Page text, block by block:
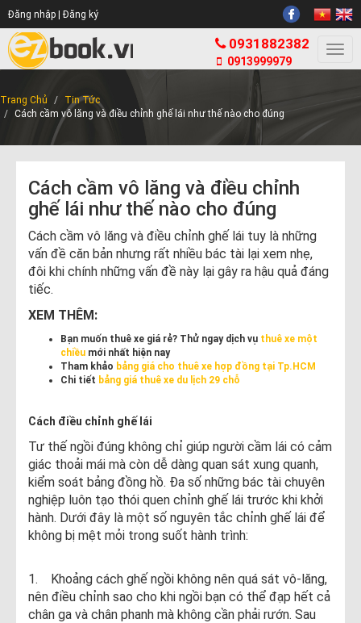
Đăng nhập | Đăng ký
0931882382
0913999979
Trang Chủ
Tin Tức
Cách cầm vô lăng và điều chỉnh ghế lái như thế nào cho đúng
Cách cầm vô lăng và điều chỉnh
ghế lái như thế nào cho đúng
Cách cầm vô lăng và điều chỉnh ghế lái tuy là những
vấn đề căn bản nhưng rất nhiều bác tài lại xem nhẹ,
đôi khi chính những vấn đề này lại gây ra hậu quả đáng
tiếc.
XEM THÊM:
Bạn muốn thuê xe giá rẻ? Thử ngay dịch vụ thuê xe một
chiều mới nhất hiện nay
Tham khảo bảng giá cho thuê xe hợp đồng tại Tp.HCM
Chi tiết bảng giá thuê xe du lịch 29 chỗ
Cách điều chỉnh ghế lái
Tư thế ngồi đúng không chỉ giúp người cầm lái có cảm
giác thoải mái mà còn dễ dàng quan sát xung quanh,
kiểm soát bảng đồng hồ. Đa số những bác tài chuyên
nghiệp luôn tạo thói quen chỉnh ghế lái trước khi khởi
hành. Dưới đây là một số nguyên tắc chỉnh ghế lái để
không bị mệt mỏi trong suốt hành trình:
1. Khoảng cách ghế ngồi không nên quá sát vô-lăng,
nên điều chỉnh sao cho khi ngồi bạn có thể đạp hết cả
chân ga và chân phanh mà không cần phải rướn. Sau